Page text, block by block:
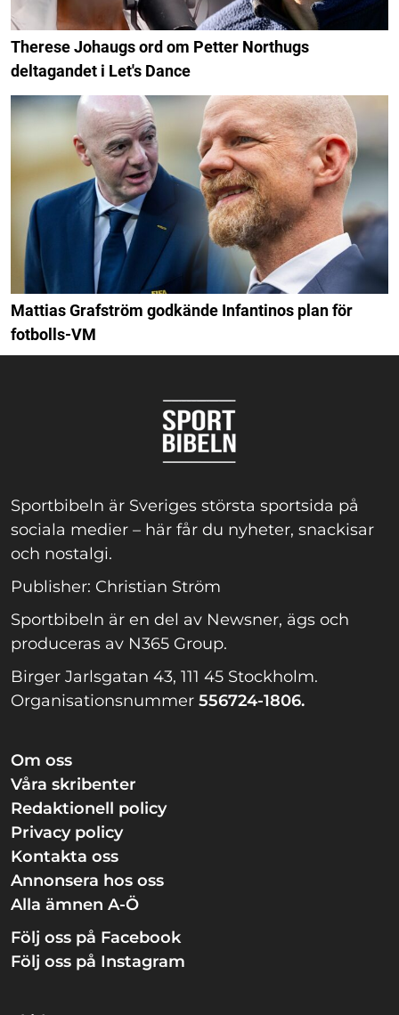
Therese Johaugs ord om Petter Northugs
deltagandet i Let's Dance
Mattias Grafström godkände Infantinos plan för
fotbolls-VM
Sportbibeln är Sveriges största sportsida på
sociala medier – här får du nyheter, snackisar
och nostalgi.
Publisher: Christian Ström
Sportbibeln är en del av Newsner, ägs och
produceras av N365 Group.
Birger Jarlsgatan 43, 111 45 Stockholm.
Organisationsnummer 556724-1806.
Om oss
Våra skribenter
Redaktionell policy
Privacy policy
Kontakta oss
Annonsera hos oss
Alla ämnen A-Ö
Följ oss på Facebook
Följ oss på Instagram